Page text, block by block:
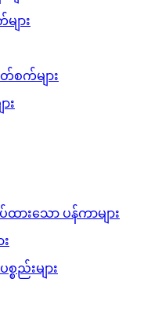
ား
ား
ျား
က်များ
ားသော ပန်ကာများ